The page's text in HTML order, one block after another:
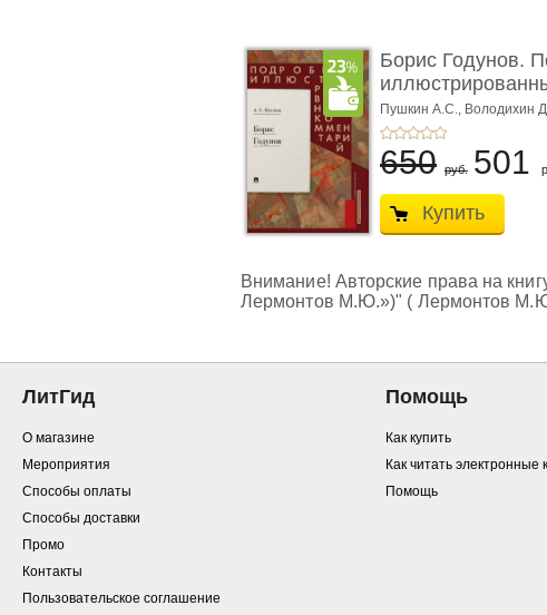
Борис Годунов.
Пушкин А.С., Володихин
650 руб. 501
Купить
Внимание! Авторские права на
Лермонтов М.Ю.»)" ( Лермонтов
ЛитГид
О магазине
Мероприятия
Способы оплаты
Способы доставки
Промо
Контакты
Пользовательское соглашение
Помощь
Как купить
Как читать электронные
Помощь